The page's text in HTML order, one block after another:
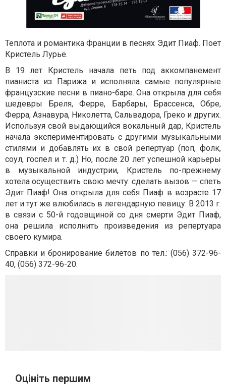
Теплота и романтика Франции в песнях Эдит Пиаф. Поет
Кристель Лурье.
В 19 лет Кристель начала петь под аккомпанемент
пианиста из Парижа и исполняла самые популярные
французские песни в пиано-баре. Она открыла для себя
шедевры Бреля, Ферре, Барбары, Брассенса, Обре,
Ферра, Азнавура, Николетта, Сальвадора, Греко и других.
Используя свой выдающийся вокальный дар, Кристель
начала экспериментировать с другими музыкальными
стилями и добавлять их в свой репертуар (поп, фолк,
соул, госпел и т. д.) Но, после 20 лет успешной карьеры
в музыкальной индустрии, Кристель по-прежнему
хотела осуществить свою мечту: сделать вызов — спеть
Эдит Пиаф! Она открыла для себя Пиаф в возрасте 17
лет и тут же влюбилась в легендарную певицу. В 2013 г.
в связи с 50-й годовщиной cо дня смерти Эдит Пиаф,
она решила исполнить произведения из репертуара
своего кумира.
Справки и бронирование билетов по тел.: (056) 372-96-
40, (056) 372-96-20.
Оцініть першим